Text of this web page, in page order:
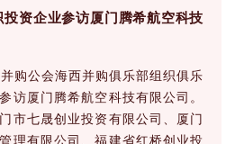
资企业参访厦门腾希航空科技
购公会海西并购俱乐部组织俱乐
访厦门腾希航空科技有限公司。
市七晟创业投资有限公司、厦门
理有限公司、福建省红桥创业投